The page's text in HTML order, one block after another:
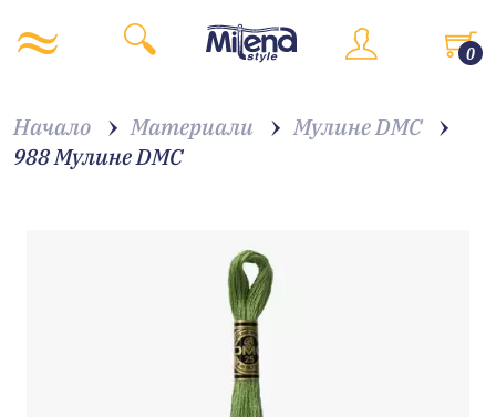
0
Начало Материали
Мулине DMC
988 Мулине DMC